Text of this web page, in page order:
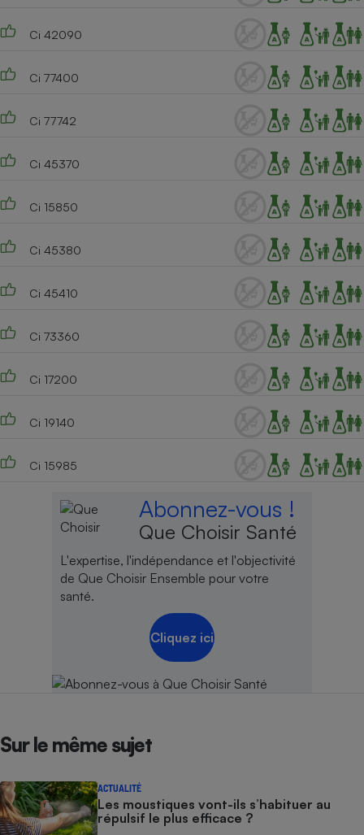
Ci 42090
Ci 77400
Ci 77742
Ci 45370
Ci 15850
Ci 45380
Ci 45410
Ci 73360
Ci 17200
Ci 19140
Ci 15985
Abonnez-vous !
Que Choisir Santé
L'expertise, l'indépendance et l'objectivité
de Que Choisir Ensemble pour votre
santé.
Cliquez ici
Sur le même sujet
ACTUALITÉ
Les moustiques vont-ils s’habituer au
répulsif le plus efficace ?